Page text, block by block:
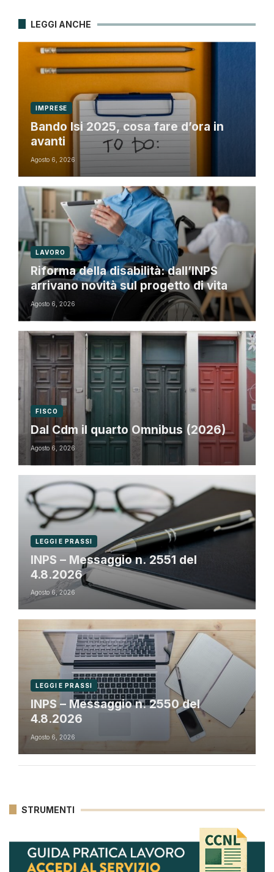
LEGGI ANCHE
IMPRESE
Bando Isi 2025, cosa fare d’ora in
avanti
Agosto 6, 2026
LAVORO
Riforma della disabilità: dall’INPS
arrivano novità sul progetto di vita
Agosto 6, 2026
FISCO
Dal Cdm il quarto Omnibus (2026)
Agosto 6, 2026
LEGGI E PRASSI
INPS – Messaggio n. 2551 del
4.8.2026
Agosto 6, 2026
LEGGI E PRASSI
INPS – Messaggio n. 2550 del
4.8.2026
Agosto 6, 2026
STRUMENTI